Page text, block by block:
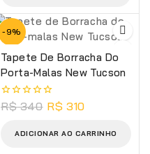
-9%
Tapete De Borracha Do
Porta-Malas New Tucson
0
R$340 R$ 310
ADICIONAR AO CARRINHO